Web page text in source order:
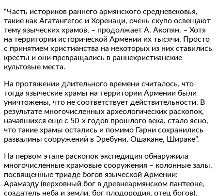
“Часть историков раннего армянского средневековья,
такие как Агатангегос и Хоренаци, очень скупо освещают
тему языческих храмов, – продолжает А. Акопян. – Хотя
на территории исторической Армении их тысячи. Просто
с принятием христианства на некоторых из них ставились
кресты и они превращались в раннехристианские
культовые места.
На протяжении длительного времени считалось, что
тогда языческие храмы на территории Армении были
уничтожены, что не соответствует действительности. В
результате многочисленных археологических раскопок,
начавшихся еще с 50-х годов прошлого века, стало ясно,
что такие храмы остались и помимо Гарни сохранились
развалины сооружений в Эребуни, Ошакане, Шираке”.
На первом этапе раскопок экспедиция обнаружила
многочисленные храмовые сооружения – колонные залы,
посвященные триаде богов языческой Армении:
Арамазду (верховный бог в древнеармянском пантеоне,
создатель неба и земли, бог плодородия, отец богов),